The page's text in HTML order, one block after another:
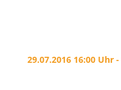
29.07.2016 16:00 Uhr